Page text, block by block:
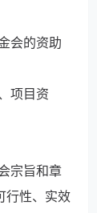
会的资助
项目资
宗旨和章
行性、实效